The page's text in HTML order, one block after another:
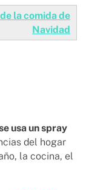
la comida de
Navidad
usa un spray
del hogar
la cocina, el